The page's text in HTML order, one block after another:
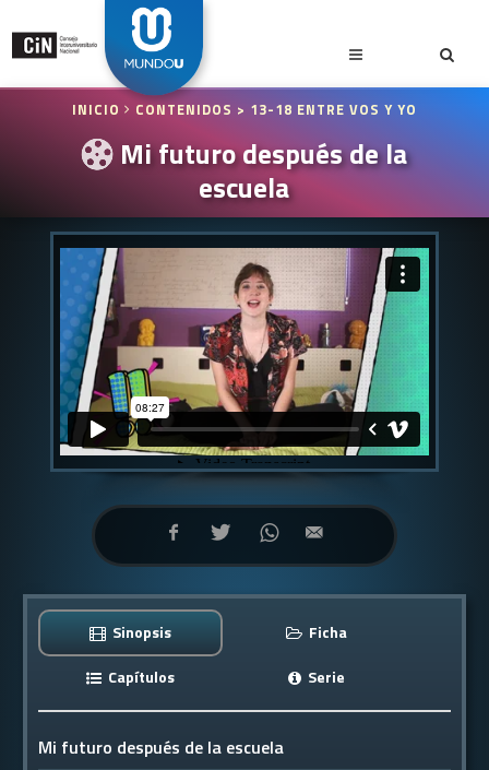
INICIO CONTENIDOS > 13-18 ENTRE VOS Y YO
Mi futuro después de la
escuela
Sinopsis
Ficha
Capítulos
Serie
Mi futuro después de la escuela